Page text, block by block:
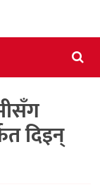
दिइन्